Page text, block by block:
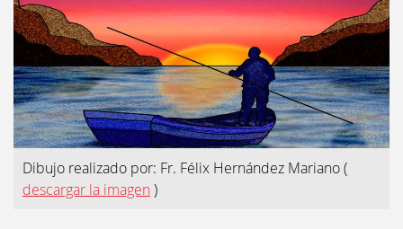
Dibujo realizado por: Fr. Félix Hernández Mariano(
descargar la imagen )